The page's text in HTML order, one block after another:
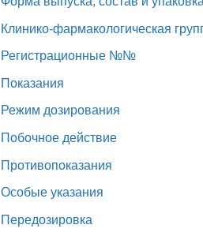
Клинико-фармакологическая
Регистрационные №№
Показания
Режим дозирования
Побочное действие
Противопоказания
Особые указания
Передозировка